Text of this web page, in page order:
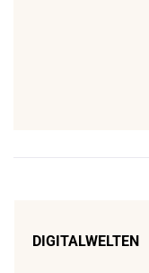
DIGITALWELTEN